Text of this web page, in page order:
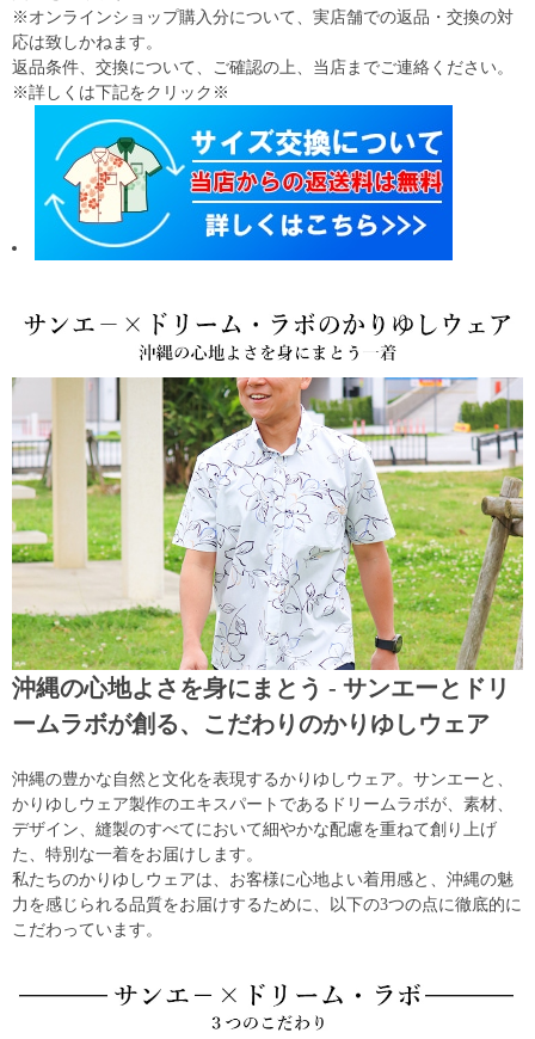
※オンラインショップ購入分について、実店舗での返品・交換の対
応は致しかねます。
返品条件、交換について、ご確認の上、当店までご連絡ください。
※詳しくは下記をクリック※
沖縄の心地よさを身にまとう - サンエーとドリ
ームラボが創る、こだわりのかりゆしウェア
沖縄の豊かな自然と文化を表現するかりゆしウェア。サンエーと、
かりゆしウェア製作のエキスパートであるドリームラボが、素材、
デザイン、縫製のすべてにおいて細やかな配慮を重ねて創り上げ
た、特別な一着をお届けします。
私たちのかりゆしウェアは、お客様に心地よい着用感と、沖縄の魅
力を感じられる品質をお届けするために、以下の3つの点に徹底的に
こだわっています。